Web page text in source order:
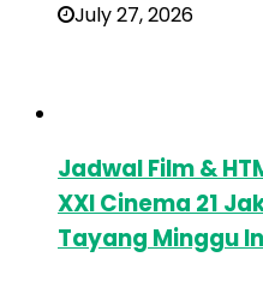
July 27, 2026
Jadwal Film &
XXI Cinema 21
Tayang Minggu